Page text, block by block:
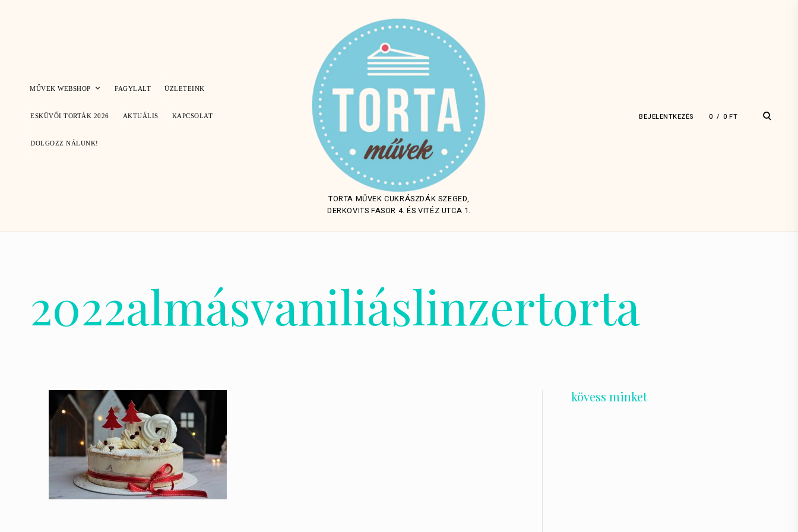
MŰVEK WEBSHOP FAGYLALT ÜZLETEINK
ESKÜVŐI TORTÁK 2026 AKTUÁLIS KAPCSOLAT
DOLGOZZ NÁLUNK!
TORTA MŰVEK CUKRÁSZDÁK SZEGED,
DERKOVITS FASOR 4. ÉS VITÉZ UTCA 1.
BEJELENTKEZÉS 0 0 FT
open
2022almásvaniliáslinzertorta
kövess minket